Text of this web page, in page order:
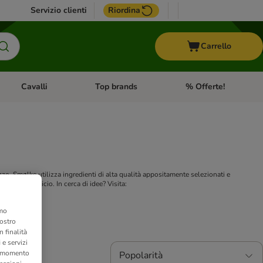
Servizio clienti Riordina
Carrello
Apri Menu Categoria: Acquaristica
Cavalli Apri Menu Categoria: Cavalli
Top brands Apri Menu Categoria:
% Offerte!
Smølke utilizza ingredienti di alta qualità appositamente selezionati e
per il tuo micio. In cerca di idee? Visita:
Popolarità
finalità
servizi